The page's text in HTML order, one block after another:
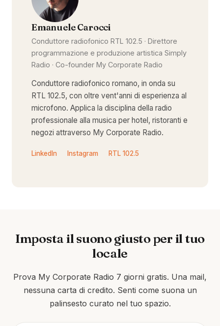
Emanuele Carocci
Conduttore radiofonico RTL 102.5 · Direttore
programmazione e produzione artistica Simply
Radio · Co-founder My Corporate Radio
Conduttore radiofonico romano, in onda su
RTL 102.5, con oltre vent'anni di esperienza al
microfono. Applica la disciplina della radio
professionale alla musica per hotel, ristoranti e
negozi attraverso My Corporate Radio.
LinkedIn Instagram RTL 102.5
Imposta il suono giusto per il tuo
locale
Prova My Corporate Radio 7 giorni gratis. Una mail,
nessuna carta di credito. Senti come suona un
palinsesto curato nel tuo spazio.